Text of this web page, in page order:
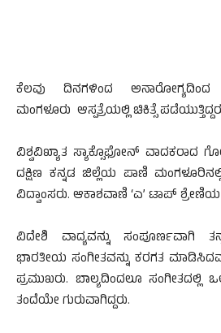
ಕೆಲವು ದಿನಗಳಿಂದ ಅನಾರೋಗ್ಯದಿಂದ
ಮಂಗಳೂರು ಆಸ್ಪತ್ರೆಯಲ್ಲಿ ಚಿಕಿತ್ಸೆ
ವಿಶ್ವವಿಖ್ಯಾತ ಸ್ಯಾಕ್ಸೊಫೋನ್ ವಾದಕರಾದ
ದಕ್ಷಿಣ ಕನ್ನಡ ಜಿಲ್ಲೆಯ ಪಾಣಿ
ವಿದ್ವಾಂಸರು. ಆಕಾಶವಾಣಿ ‘ಎ’ ಟಾಪ್ ಶ್ರೇಣಿಯ
ವಿದೇಶಿ ವಾದ್ಯವನ್ನು ಸಂಪೂರ್ಣವಾಗಿ
ಭಾರತೀಯ ಸಂಗೀತವನ್ನು ಕರಗತ
ಪ್ರಮುಖರು. ಬಾಲ್ಯದಿಂದಲೂ
ತಂದೆಯೇ ಗುರುವಾಗಿದ್ದರು.